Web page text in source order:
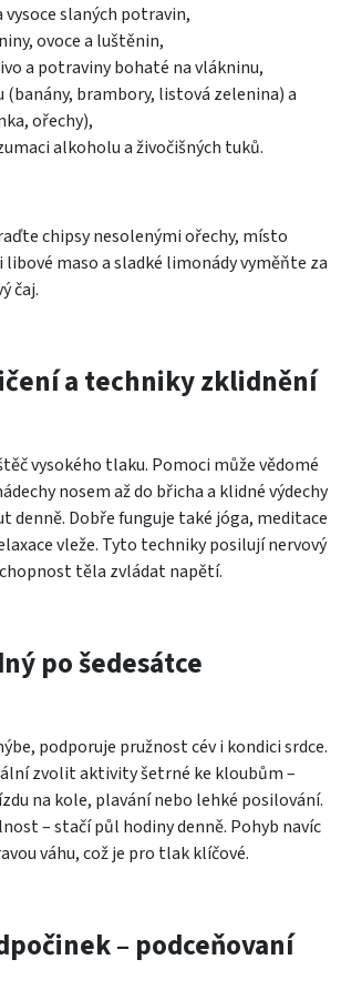
slaných potravin,
ovoce a luštěnin,
a potraviny bohaté na vlákninu,
(banány, brambory, listová zelenina) a
ořechy),
alkoholu a živočišných tuků.
chipsy nesolenými ořechy, místo
maso a sladké limonády vyměňte za
čaj.
a techniky zklidnění
vysokého tlaku. Pomoci může vědomé
nosem až do břicha a klidné výdechy
denně. Dobře funguje také jóga, meditace
vleže. Tyto techniky posilují nervový
těla zvládat napětí.
po šedesátce
podporuje pružnost cév i kondici srdce.
zvolit aktivity šetrné ke kloubům –
na kole, plavání nebo lehké posilování.
– stačí půl hodiny denně. Pohyb navíc
váhu, což je pro tlak klíčové.
– podceňovaní